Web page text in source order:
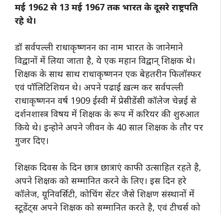
मई 1962 से 13 मई 1967 तक भारत के दूसरे राष्ट्रपति
रहे थे।
डॉ सर्वपल्ली राधाकृष्णनन का नाम भारत के जानेमाने
विद्वानों में लिया जाता है, ये एक महान विद्वान् शिक्षक थे।
शिक्षक के साथ साथ राधाकृष्णनन एक बेहतरीन फिलॉस्फर
एवं पॉलिटिशियन थे। अपने पढाई ख़त्म कर सर्वपल्ली
राधाकृष्णनन वर्ष 1909 ईस्वी में प्रेसीडेंसी कॉलेज चेन्नई से
दर्शनशास्त्र विषय में शिक्षक के रूप में करियर की शुरुआत
किये थे। इन्होने अपने जीवन के 40 साल शिक्षक के तौर पर
गुजर दिए।
शिक्षक दिवस के दिन छात्र छात्राएं काफी उत्साहित रहते है,
अपने शिक्षक को सम्मानित करने के लिए। इस दिन हरे
कॉलेज, यूनिवर्सिटी, कोचिंग सेंटर जैसे शिक्षण संस्थानों में
स्टूडेंट्स अपने शिक्षक को सम्मानित करते है, एवं टीचर्स को